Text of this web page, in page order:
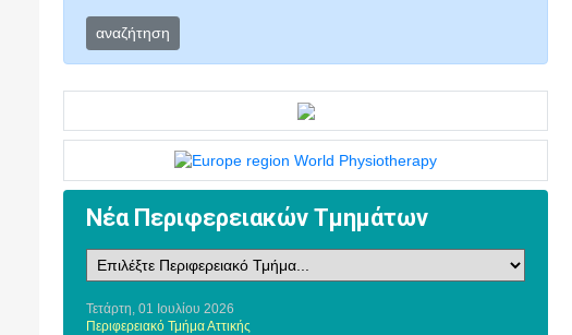
αναζήτηση
Νέα Περιφερειακών Τμημάτων
Τετάρτη, 01 Ιουλίου 2026
Περιφερειακό Τμήμα Αττικής